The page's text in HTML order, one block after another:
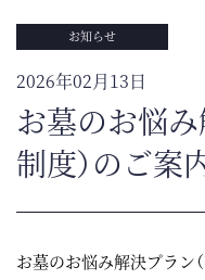
お知らせ
2026年02月13日
お墓のお悩み
制度）のご案
お墓のお悩み解決プラン